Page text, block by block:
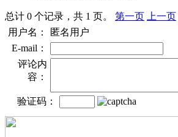
总计 0 个记录，共 1 页。 第一页 上一页
用户名：
匿名用户
E-mail：
评论内
容：
验证码：